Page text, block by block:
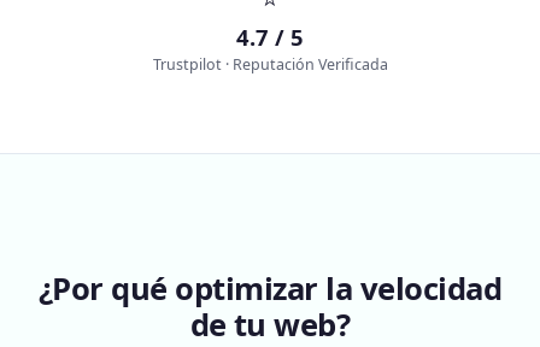
4.7 / 5
Trustpilot · Reputación Verificada
¿Por qué optimizar la velocidad
de tu web?